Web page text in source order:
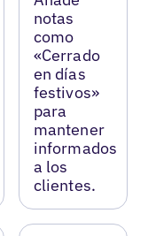
notas
como
«Cerrado
en días
festivos»
para
mantener
informados
a los
clientes.